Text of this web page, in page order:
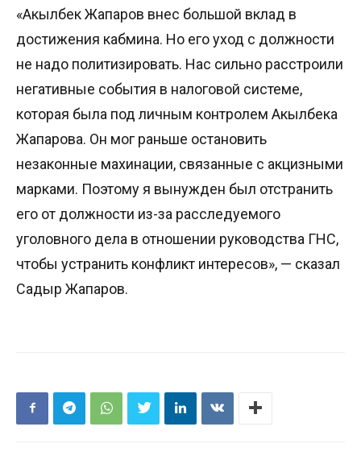
«Акылбек Жапаров внес большой вклад в
достижения кабмина. Но его уход с должности
не надо политизировать. Нас сильно расстроили
негативные события в налоговой системе,
которая была под личным контролем Акылбека
Жапарова. Он мог раньше остановить
незаконные махинации, связанные с акцизными
марками. Поэтому я вынужден был отстранить
его от должности из-за расследуемого
уголовного дела в отношении руководства ГНС,
чтобы устранить конфликт интересов», — сказал
Садыр Жапаров.